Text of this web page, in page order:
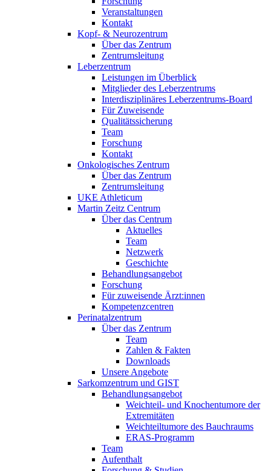
Veranstaltungen
Kontakt
Kopf- & Neurozentrum
Über das Zentrum
Zentrumsleitung
Leberzentrum
Leistungen im Überblick
Mitglieder des Leberzentrums
Interdisziplinäres Leberzentrums-Board
Für Zuweisende
Qualitätssicherung
Team
Forschung
Kontakt
Onkologisches Zentrum
Über das Zentrum
Zentrumsleitung
UKE Athleticum
Martin Zeitz Centrum
Über das Centrum
Aktuelles
Team
Netzwerk
Geschichte
Behandlungsangebot
Forschung
Für zuweisende Ärzt:innen
Kompetenzcentren
Perinatalzentrum
Über das Zentrum
Team
Zahlen & Fakten
Downloads
Unsere Angebote
Sarkomzentrum und GIST
Behandlungsangebot
Weichteil- und Knochentumore der
Extremitäten
Weichteiltumore des Bauchraums
ERAS-Programm
Team
Aufenthalt